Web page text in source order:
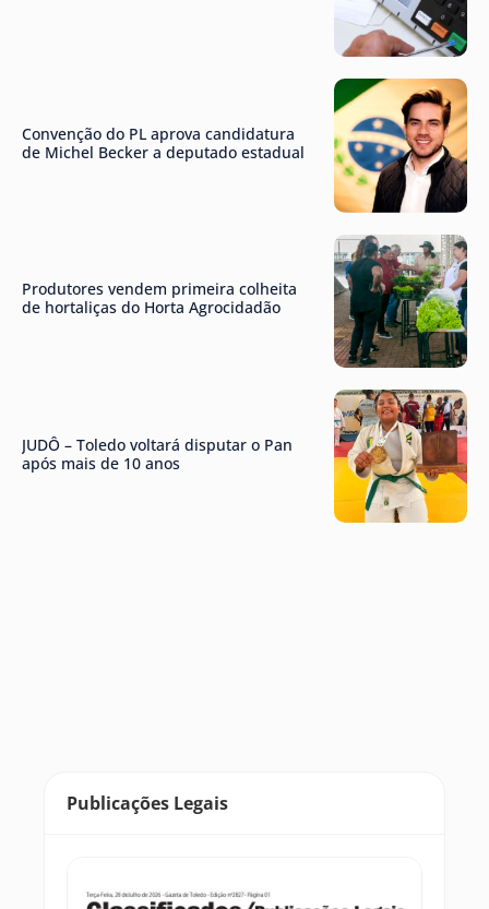
Convenção do PL aprova candidatura
de Michel Becker a deputado estadual
Produtores vendem primeira colheita
de hortaliças do Horta Agrocidadão
JUDÔ – Toledo voltará disputar o Pan
após mais de 10 anos
Publicações Legais